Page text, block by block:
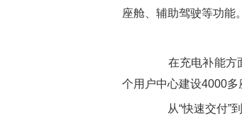
座舱、辅助驾驶等功能。
在充电补能方面
个用户中心建设4000多
从“快速交付”到“